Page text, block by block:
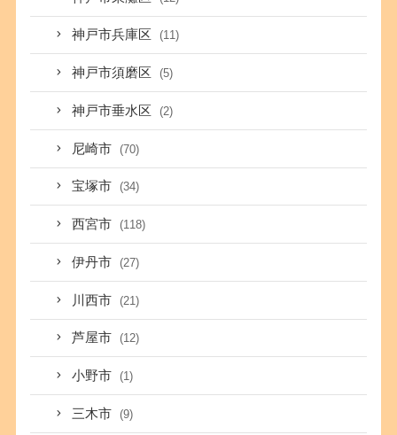
神戸市兵庫区 (11)
神戸市須磨区 (5)
神戸市垂水区 (2)
尼崎市 (70)
宝塚市 (34)
西宮市 (118)
伊丹市 (27)
川西市 (21)
芦屋市 (12)
小野市 (1)
三木市 (9)